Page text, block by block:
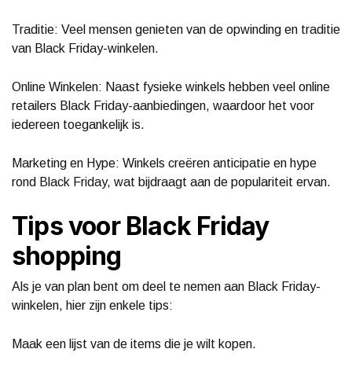
Traditie: Veel mensen genieten van de opwinding en traditie
van Black Friday-winkelen.
Online Winkelen: Naast fysieke winkels hebben veel online
retailers Black Friday-aanbiedingen, waardoor het voor
iedereen toegankelijk is.
Marketing en Hype: Winkels creëren anticipatie en hype
rond Black Friday, wat bijdraagt aan de populariteit ervan.
Tips voor Black Friday
shopping
Als je van plan bent om deel te nemen aan Black Friday-
winkelen, hier zijn enkele tips:
Maak een lijst van de items die je wilt kopen.